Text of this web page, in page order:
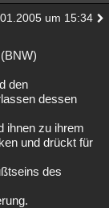
um 15:34
den
dessen
ihnen zu ihrem
und drückt für
des